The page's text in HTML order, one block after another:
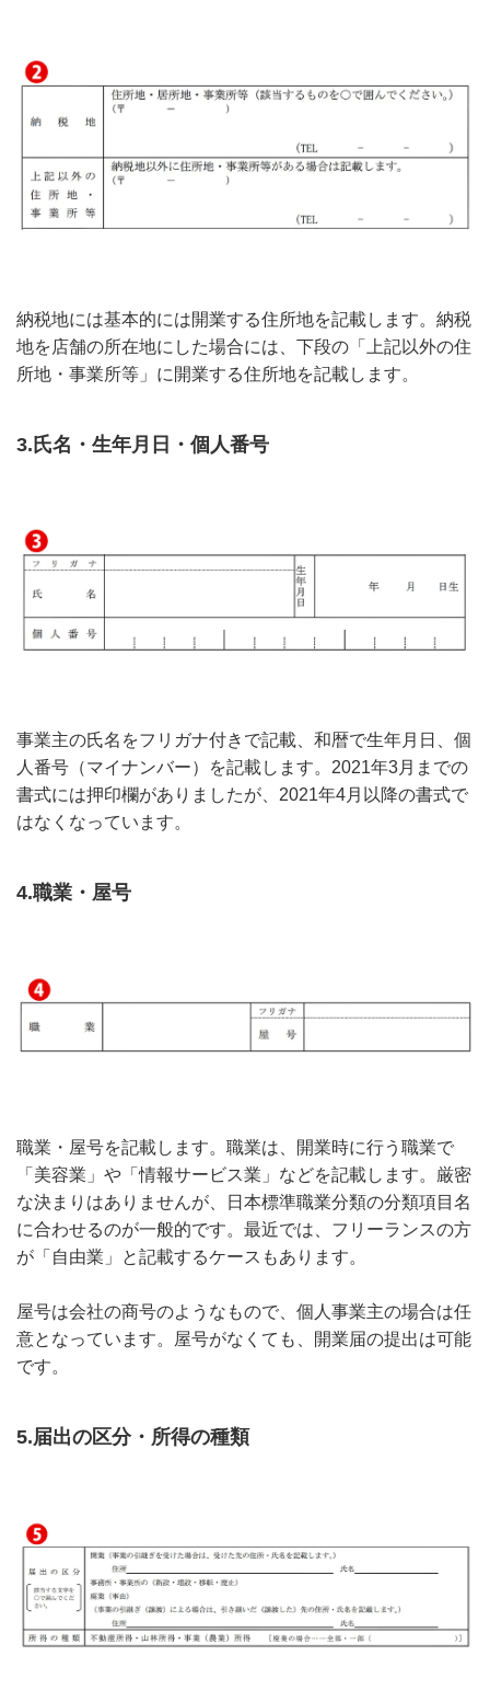
納税地には基本的には開業する住所地を記載します。納税
地を店舗の所在地にした場合には、下段の「上記以外の住
所地・事業所等」に開業する住所地を記載します。
3.氏名・生年月日・個人番号
事業主の氏名をフリガナ付きで記載、和暦で生年月日、個
人番号（マイナンバー）を記載します。2021年3月までの
書式には押印欄がありましたが、2021年4月以降の書式で
はなくなっています。
4.職業・屋号
職業・屋号を記載します。職業は、開業時に行う職業で
「美容業」や「情報サービス業」などを記載します。厳密
な決まりはありませんが、日本標準職業分類の分類項目名
に合わせるのが一般的です。最近では、フリーランスの方
が「自由業」と記載するケースもあります。
屋号は会社の商号のようなもので、個人事業主の場合は任
意となっています。屋号がなくても、開業届の提出は可能
です。
5.届出の区分・所得の種類